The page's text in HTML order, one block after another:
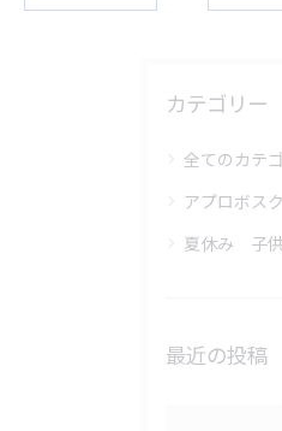
カテゴリー
全てのカテ
アプロボス
夏休み 子供
最近の投稿